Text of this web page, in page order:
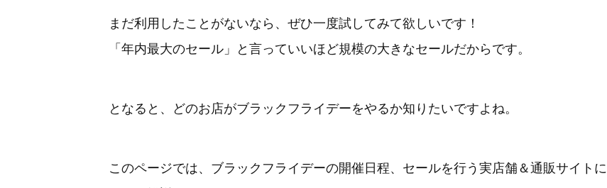
まだ利用したことがないなら、ぜひ一度試してみて欲しいです！
「年内最大のセール」と言っていいほど規模の大きなセールだからです。
となると、どのお店がブラックフライデーをやるか知りたいですよね。
このページでは、ブラックフライデーの開催日程、セールを行う実店舗＆通販サイトに